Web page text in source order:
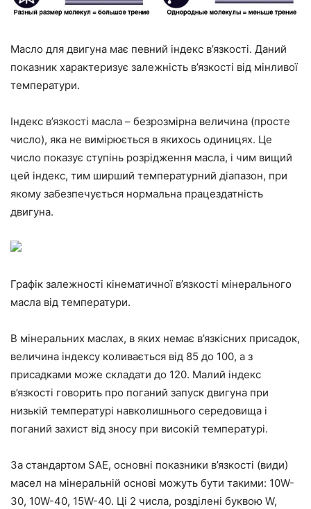
Масло для двигуна має певний індекс в’язкості. Даний
показник характеризує залежність в’язкості від мінливої
температури.
Індекс в’язкості масла – безрозмірна величина (просте
число), яка не вимірюється в якихось одиницях. Це
число показує ступінь розрідження масла, і чим вищий
цей індекс, тим ширший температурний діапазон, при
якому забезпечується нормальна працездатність
двигуна.
Графік залежності кінематичної в’язкості мінерального
масла від температури.
В мінеральних маслах, в яких немає в’язкісних присадок,
величина індексу коливається від 85 до 100, а з
присадками може складати до 120. Малий індекс
в’язкості говорить про поганий запуск двигуна при
низькій температурі навколишнього середовища і
поганий захист від зносу при високій температурі.
За стандартом SAE, основні показники в’язкості (види)
масел на мінеральній основі можуть бути такими: 10W-
30, 10W-40, 15W-40. Ці 2 числа, розділені буквою W,